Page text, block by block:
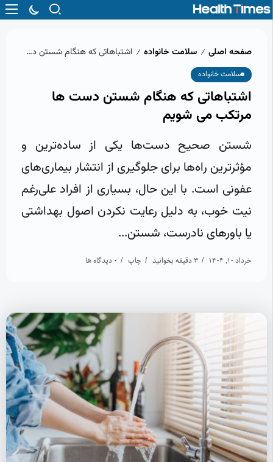
صفحه اصلی / سلامت خانواده / اشتباهاتی که هنگام شستن دست‌ ها مرتکب می‌ شویم
سلامت خانواده
اشتباهاتی که هنگام شستن دست‌ ها
مرتکب می‌ شویم
شستن صحیح دست‌ها یکی از ساده‌ترین و
مؤثرترین راه‌ها برای جلوگیری از انتشار بیماری‌های
عفونی است. با این حال، بسیاری از افراد علی‌رغم
نیت خوب، به دلیل رعایت نکردن اصول بهداشتی
یا باورهای نادرست، شستن...
خرداد 10, 1404 3 دقیقه بخوانید چاپ 0 دیدگاه ها